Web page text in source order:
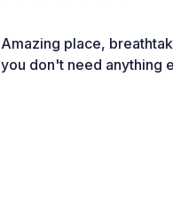
Amazing place,
you don't need anything